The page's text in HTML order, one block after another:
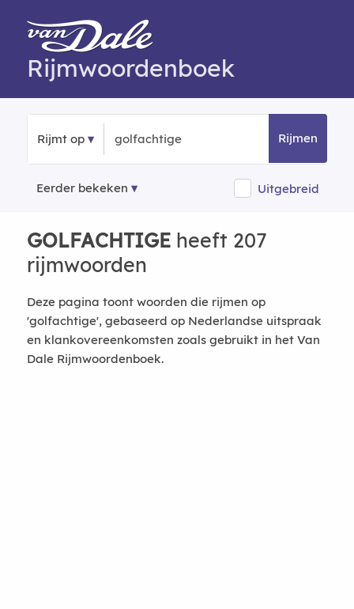
Rijmwoordenboek
Rijmt op Rijmen
Eerder bekeken Uitgebreid
GOLFACHTIGEheeft 207
rijmwoorden
Deze pagina toont woorden die rijmen op
'golfachtige', gebaseerd op Nederlandse uitspraak
en klankovereenkomsten zoals gebruikt in het Van
Dale Rijmwoordenboek.